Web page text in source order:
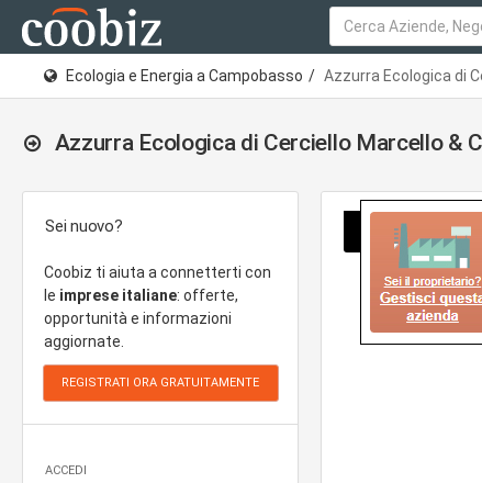
Ecologia e Energia a Campobasso Azzurra Ecologica di
Azzurra Ecologica di Cerciello Marcello &
Sei nuovo?
Coobiz ti aiuta a connetterti con
le imprese italiane: offerte,
opportunità e informazioni
aggiornate.
ACCEDI